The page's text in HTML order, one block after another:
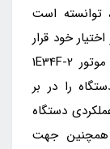
توانسته است
خود قرار
دهد .از جمله مزایای این دستگاه به قدرت موتور 1E34F-2
را در بر
دستگاه
و همچنین جهت